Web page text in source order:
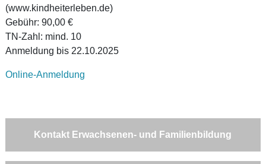
(www.kindheiterleben.de)
Gebühr: 90,00 €
TN-Zahl: mind. 10
Anmeldung bis 22.10.2025
Online-Anmeldung
Kontakt Erwachsenen- und Familienbildung